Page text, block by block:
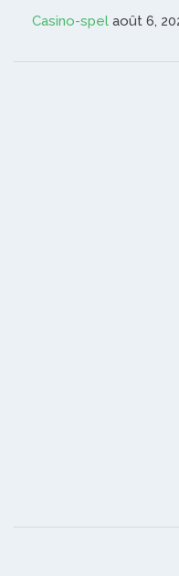
Casino-spel août 6,